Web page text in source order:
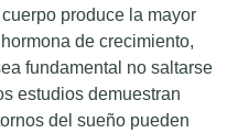
produce la mayor
de crecimiento,
fundamental no saltarse
estudios demuestran
del sueño pueden